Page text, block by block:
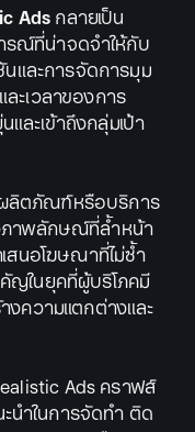
Adsกลายเป็น
รณ์ที่น่าจดจำให้กับ
นและการจัดการมุม
ะเวลาของการ
ละเข้าถึงกลุ่มเป้า
ผลิตภัณฑ์หรือบริการ
ภาพลักษณ์ที่ล้ำหน้า
เสนอโฆษณาที่ไม่ซ้ำ
ญในยุคที่ผู้บริโภคมี
งความแตกต่างและ
Ads คราฟส์
นำในการจัดทำ ติด